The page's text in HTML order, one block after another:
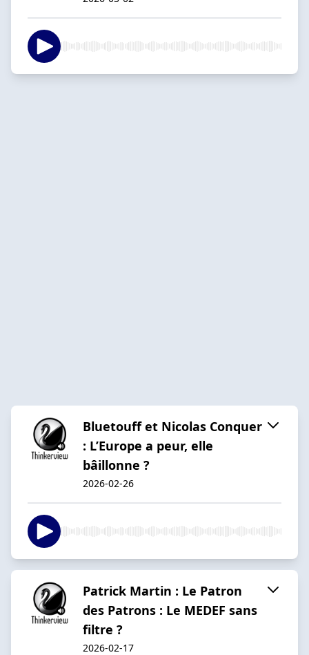
Bluetouff et Nicolas Conquer
: L’Europe a peur, elle
bâillonne ?
2026-02-26
Patrick Martin : Le Patron
des Patrons : Le MEDEF sans
filtre ?
2026-02-17